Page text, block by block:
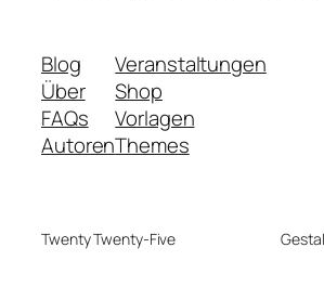
Blog
Über
FAQs
Autoren
Veranstaltungen
Shop
Vorlagen
Themes
Twenty Twenty-Five